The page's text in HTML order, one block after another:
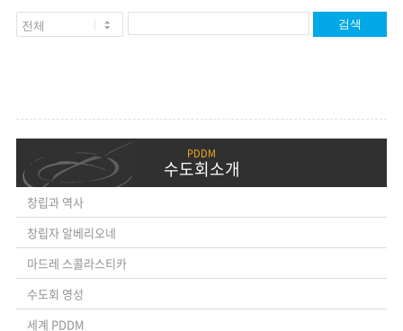
검색
수도회소개
창립과 역사
창립자 알베리오네
마드레 스콜라스티카
수도회 영성
세계 PDDM